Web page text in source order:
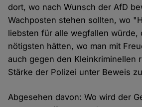
dort, wo nach Wunsch der AfD
Wachposten stehen sollten, wo
liebsten für alle wegfallen würde,
nötigsten hätten, wo man mit
auch gegen den Kleinkriminellen
Stärke der Polizei unter Beweis
Abgesehen davon: Wo wird der